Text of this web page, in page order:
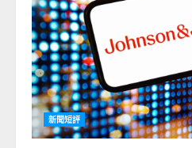
新聞短評